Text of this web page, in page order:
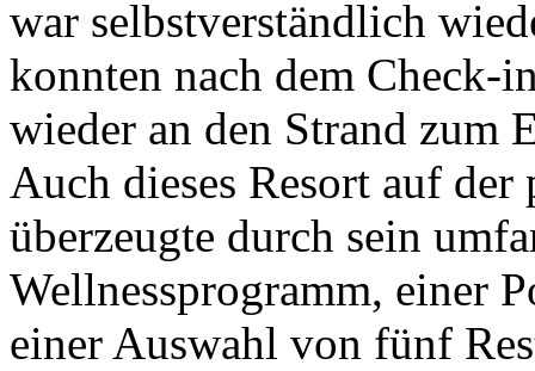
war selbstverständlich
konnten nach dem Check-
wieder an den Strand zum
Auch dieses Resort auf der
überzeugte durch sein
Wellnessprogramm, einer
einer Auswahl von fünf